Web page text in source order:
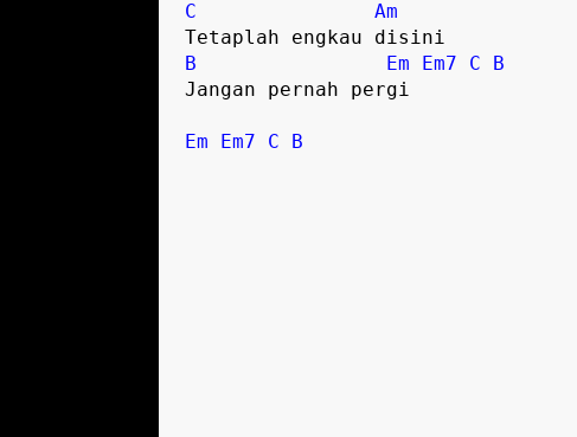
C
Am
B
Em Em7 C
B
Jangan pernah pergi
Em Em7 C B